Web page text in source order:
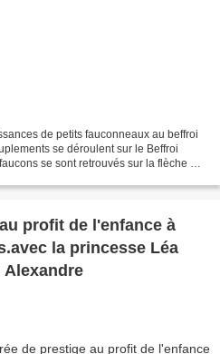
de petits fauconneaux au beffroi
se déroulent sur le Beffroi
se sont retrouvés sur la flèche de
profit de l'enfance à
la princesse Léa